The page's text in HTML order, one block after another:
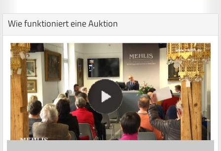
Wie funktioniert eine Auktion